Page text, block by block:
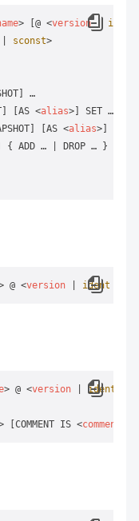
> [@ <version | ident
sconst>
…
[AS
<alias> ] SET …
[AS
<alias>
{ ADD … | DROP … } [,
@ <version ident
> @ <version ident
[COMMENT IS <comment